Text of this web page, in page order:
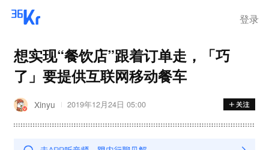
登录
想实现“餐饮店”跟着订单走，「巧
了」要提供互联网移动餐车
Xinyu 2019年12月24日 05:00